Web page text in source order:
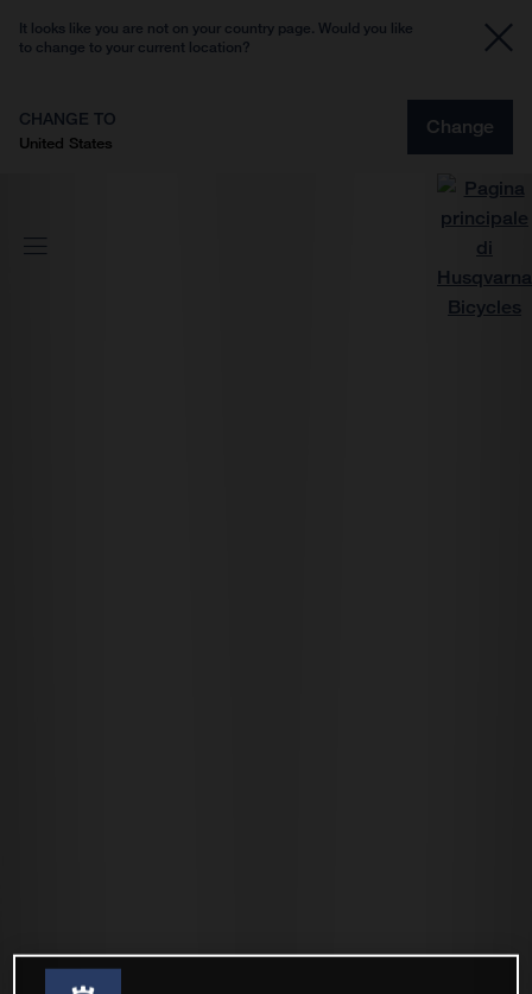
It looks like you are not on your country page. Would you like
to change to your current location?
CHANGE TO
United States
Change